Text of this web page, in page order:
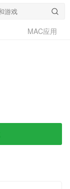
MAC应用